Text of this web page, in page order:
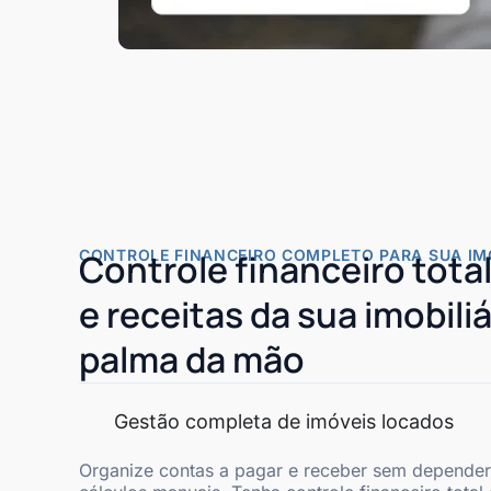
CONTROLE FINANCEIRO COMPLETO PARA SUA
Controle financeiro
e receitas da sua
palma da mão
Gestão completa de imóveis locados
Organize contas a pagar e receber sem